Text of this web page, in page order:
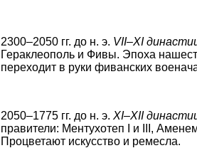
2300–2050 гг. до н. э. VII–XI
Гераклеополь и Фивы. Эпоха
переходит в руки фиванских
2050–1775 гг. до н. э. XI–XII
правители: Ментухотеп I и III,
Процветают искусство и ремесла.